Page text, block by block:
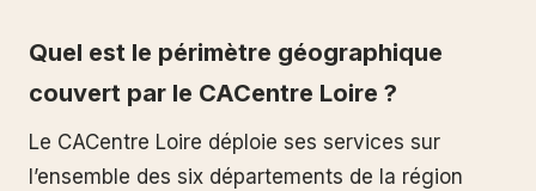
Quel est le périmètre géographique
couvert par le CACentre Loire ?
Le CACentre Loire déploie ses services sur
l’ensemble des six départements de la région